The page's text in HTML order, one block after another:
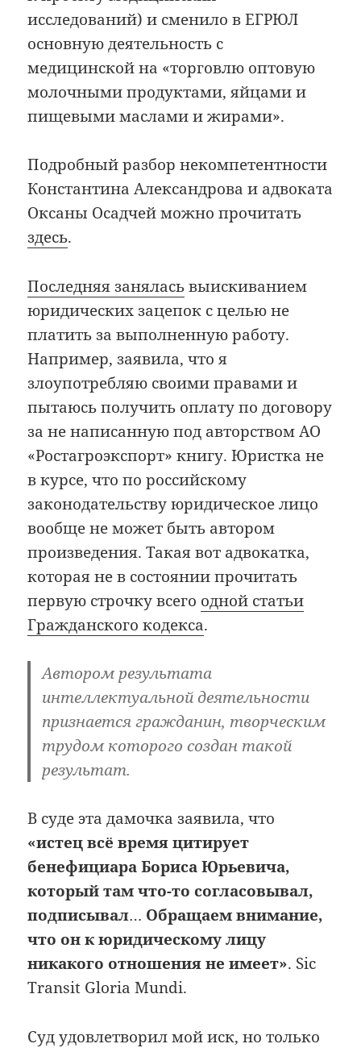
исследований) и сменило в ЕГРЮЛ
основную деятельность с
медицинской на «торговлю оптовую
молочными продуктами, яйцами и
пищевыми маслами и жирами».
Подробный разбор некомпетентности
Константина Александрова и адвоката
Оксаны Осадчей можно прочитать
здесь.
Последняя заняласьвыискиванием
юридических зацепок с целью не
платить за выполненную работу.
Например, заявила, что я
злоупотребляю своими правами и
пытаюсь получить оплату по договору
за не написанную под авторством АО
«Ростагроэкспорт» книгу. Юристка не
в курсе, что по российскому
законодательству юридическое лицо
вообще не может быть автором
произведения. Такая вот адвокатка,
которая не в состоянии прочитать
первую строчку всего одной статьи
Гражданского кодекса.
Автором результата
интеллектуальной деятельности
признается гражданин, творческим
трудом которого создан такой
результат.
В суде эта дамочка заявила, что
«истец всё время цитирует
бенефициара Бориса Юрьевича,
который там что-то согласовывал,
подписывал… Обращаем внимание,
что он к юридическому лицу
никакого отношения не имеет». Sic
Transit Gloria Mundi.
Суд удовлетворил мой иск, но только